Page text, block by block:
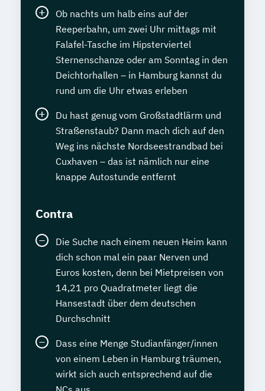
Ob nachts um halb eins auf der
Reeperbahn, um zwei Uhr mittags mit
Falafel-Tasche im Hipsterviertel
Sternenschanze oder am Sonntag in den
Deichtorhallen – in Hamburg kannst du
rund um die Uhr etwas erleben
Du hast genug vom Großstadtlärm und
Straßenstaub? Dann mach dich auf den
Weg ins nächste Nordseestrandbad bei
Cuxhaven – das ist nämlich nur eine
knappe Autostunde entfernt
Contra
Die Suche nach einem neuen Heim kann
dich schon mal ein paar Nerven und
Euros kosten, denn bei Mietpreisen von
14,21 pro Quadratmeter liegt die
Hansestadt über dem deutschen
Durchschnitt
Dass eine Menge Studianfänger/innen
von einem Leben in Hamburg träumen,
wirkt sich auch entsprechend auf die